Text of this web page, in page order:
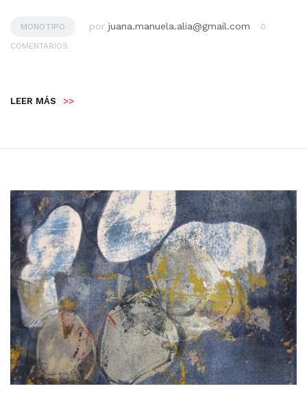
MONOTIPO por juana.manuela.alia@gmail.com
0
COMENTARIOS
LEER MÁS >>